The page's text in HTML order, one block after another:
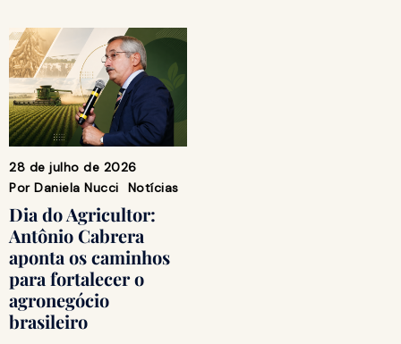
28 de julho de 2026
Por Daniela Nucci Notícias
Dia do Agricultor:
Antônio Cabrera
aponta os caminhos
para fortalecer o
agronegócio
brasileiro